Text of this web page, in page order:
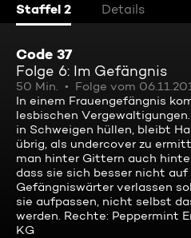
Staffel 2 Details
Code 37
Folge 6: Im Gefängnis
50 Min. Folge vom
In einem Frauengefängnis
lesbischen
in Schweigen hüllen, bleibt
übrig, als undercover zu
man hinter Gittern auch
dass sie sich besser nicht auf
Gefängniswärter verlassen
sie aufpassen, nicht selbst
werden. Rechte: Peppermint
KG